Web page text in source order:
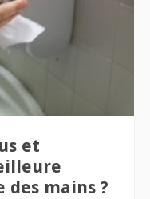
et
des mains ?